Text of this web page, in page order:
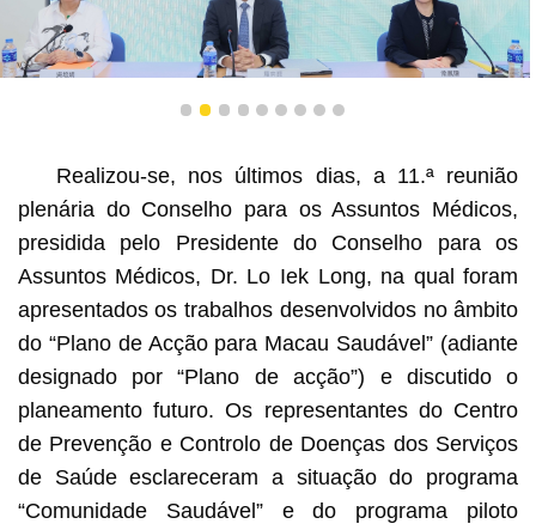
O Presidente do Conselho para os Assuntos Médicos
Ung Pui Kun e a Secretária-Geral do CAM, Dra. Leong
Pui San
1 2 3 4 5 6 7 8 9
Realizou-se, nos últimos dias, a 11.ª reunião
plenária do Conselho para os Assuntos Médicos,
presidida pelo Presidente do Conselho para os
Assuntos Médicos, Dr. Lo Iek Long, na qual foram
apresentados os trabalhos desenvolvidos no âmbito
do “Plano de Acção para Macau Saudável” (adiante
designado por “Plano de acção”) e discutido o
planeamento futuro. Os representantes do Centro
de Prevenção e Controlo de Doenças dos Serviços
de Saúde esclareceram a situação do programa
“Comunidade Saudável” e do programa piloto